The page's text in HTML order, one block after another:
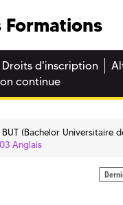
Droits d'inscription
continue
BUT (Bachelor Universitaire
Anglais